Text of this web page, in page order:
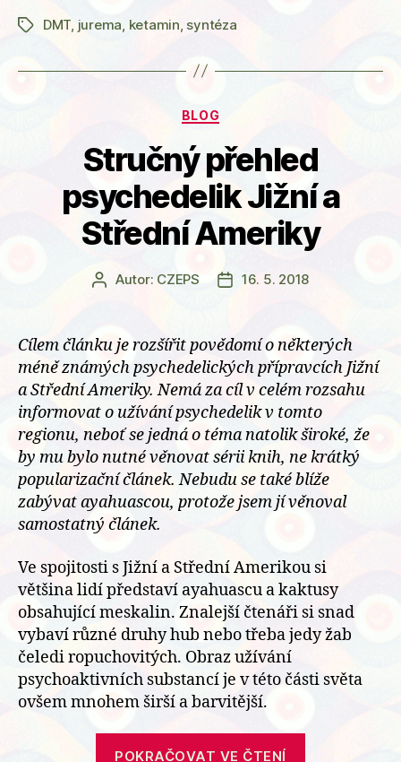
ŠtítkyDMT jurema ketamin syntéza
Rubriky
BLOG
Stručný přehled
psychedelik Jižní a
Střední Ameriky
AutorAutor: CZEPS
Datum
16. 5. 2018
Cílem článku je rozšířit povědomí o některých
méně známých psychedelických přípravcích Jižní
a Střední Ameriky. Nemá za cíl v celém rozsahu
informovat o užívání psychedelik v tomto
regionu, neboť se jedná o téma natolik široké, že
by mu bylo nutné věnovat sérii knih, ne krátký
popularizační článek. Nebudu se také blíže
zabývat ayahuascou, protože jsem jí věnoval
samostatný článek.
Ve spojitosti s Jižní a Střední Amerikou si
většina lidí představí ayahuascu a kaktusy
obsahující meskalin. Znalejší čtenáři si snad
vybaví různé druhy hub nebo třeba jedy žab
čeledi ropuchovitých. Obraz užívání
psychoaktivních substancí je v této části světa
ovšem mnohem širší a barvitější.
POKRAČOVAT VE ČTENÍ